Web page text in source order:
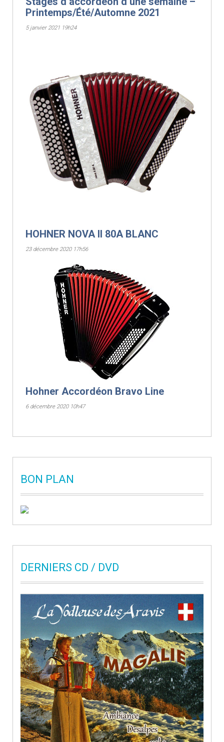
Printemps/Été/Automne 2021
5 janvier 2021 19h24
HOHNER NOVA II 80A BLANC
23 décembre 2020 17h56
Hohner Accordéon Bravo Line
6 décembre 2020 10h47
BON PLAN
DERNIERS CD / DVD